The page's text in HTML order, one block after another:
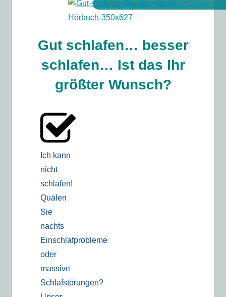
Das Sparpaket 'Gut schlafen'
Gut schlafen… besser
schlafen… Ist das Ihr
größter Wunsch?
Ich kann
nicht
schlafen!
Quälen
Sie
nachts
Einschlafprobleme
oder
massive
Schlafstörungen?